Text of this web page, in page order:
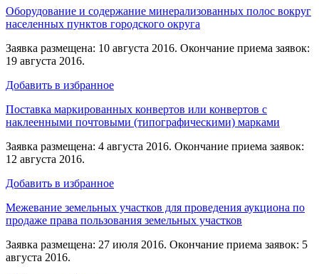
Оборудование и содержание минерализованных полос вокруг
населенных пунктов городского округа
Заявка размещена: 10 августа 2016. Окончание приема заявок:
19 августа 2016.
Добавить в избранное
Поставка маркированных конвертов или конвертов с
наклеенными почтовыми (типографическими) марками
Заявка размещена: 4 августа 2016. Окончание приема заявок:
12 августа 2016.
Добавить в избранное
Межевание земельных участков для проведения аукциона по
продаже права пользования земельных участков
Заявка размещена: 27 июля 2016. Окончание приема заявок: 5
августа 2016.